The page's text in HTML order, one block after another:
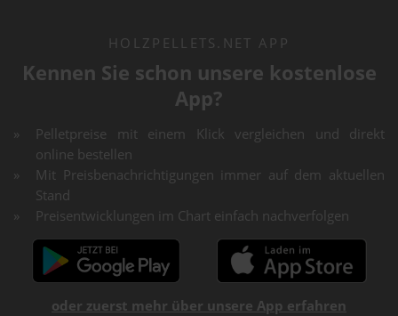
HOLZPELLETS.NET APP
Kennen Sie schon unsere kostenlose
App?
Pelletpreise mit einem Klick vergleichen und direkt
online bestellen
Mit Preisbenachrichtigungen immer auf dem aktuellen
Stand
Preisentwicklungen im Chart einfach nachverfolgen
oder zuerst mehr über unsere App erfahren